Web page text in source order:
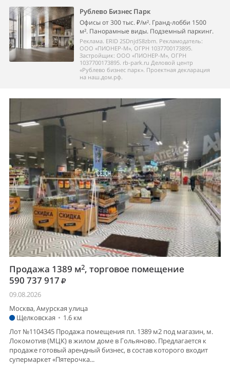
Рублево Бизнес Парк
Офисы от 300 тыс. ₽/м². Гранд-лобби 1500
м². Панорамные виды. Подземный паркинг.
Реклама. ERID 2SDnjdS8zbm. Рекламодатель:
ООО «ПИОНЕР-М», ОГРН 1037700173895.
Застройщик: ООО «ПИОНЕР-М», ОГРН
1037700173895. rb-park.ru Деловой центр
«Рублево бизнес парк». Проектная декларация
на наш.дом.рф.
Продажа 1389 м2, торговое помещение
590 737 917
09.08.2026
Москва, Амурская улица
Щелковская • 1.6 км
Лот №1104345 Продажа помещения пл. 1389 м2 под магазин, м.
Локомотив (МЦК) в жилом доме в Гольяново. Предлагается к
продаже готовый арендный бизнес, в состав которого входит
супермаркет «Пятерочка...